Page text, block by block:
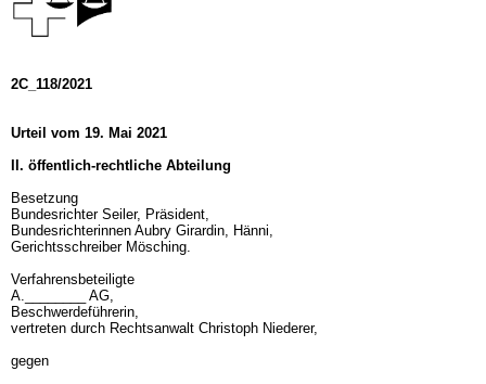
2C_118/2021
Urteil vom 19. Mai 2021
II. öffentlich-rechtliche Abteilung
Besetzung
Bundesrichter Seiler, Präsident,
Bundesrichterinnen Aubry Girardin, Hänni,
Gerichtsschreiber Mösching.
Verfahrensbeteiligte
A.________ AG,
Beschwerdeführerin,
vertreten durch Rechtsanwalt Christoph Niederer,
gegen